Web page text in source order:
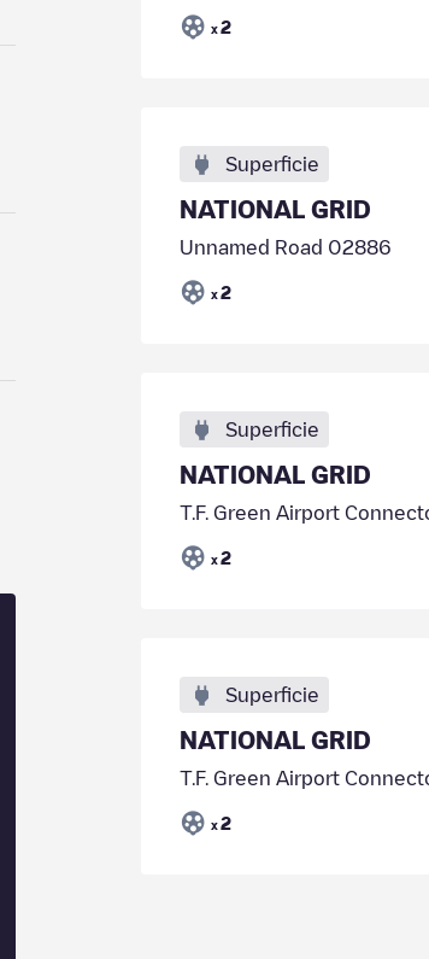
x 2
Superficie
NATIONAL GRID
Unnamed Road 02886
x 2
Superficie
NATIONAL GRID
T.F. Green Airport
x 2
Superficie
NATIONAL GRID
T.F. Green Airport
x 2